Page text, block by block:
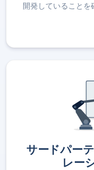
開発していることを
サードパー
レー